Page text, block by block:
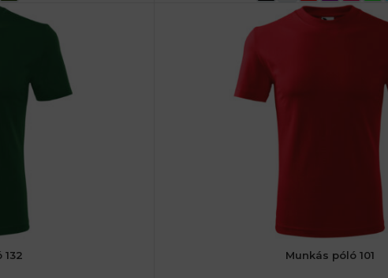
132 Munkás póló 101